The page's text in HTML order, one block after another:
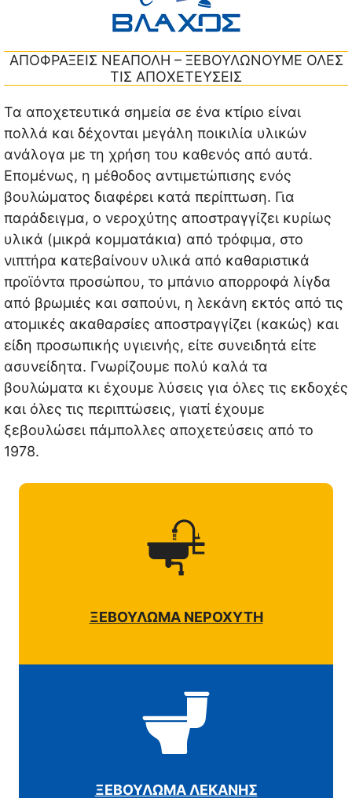
ΑΠΟΦΡΑΞΕΙΣ ΝΕΑΠΟΛΗ – ΞΕΒΟΥΛΩΝΟΥΜΕ ΟΛΕΣ
ΤΙΣ ΑΠΟΧΕΤΕΥΣΕΙΣ
Τα αποχετευτικά σημεία σε ένα κτίριο είναι
πολλά και δέχονται μεγάλη ποικιλία υλικών
ανάλογα με τη χρήση του καθενός από αυτά.
Επομένως, η μέθοδος αντιμετώπισης ενός
βουλώματος διαφέρει κατά περίπτωση. Για
παράδειγμα, ο νεροχύτης αποστραγγίζει κυρίως
υλικά (μικρά κομματάκια) από τρόφιμα, στο
νιπτήρα κατεβαίνουν υλικά από καθαριστικά
προϊόντα προσώπου, το μπάνιο απορροφά λίγδα
από βρωμιές και σαπούνι, η λεκάνη εκτός από τις
ατομικές ακαθαρσίες αποστραγγίζει (κακώς) και
είδη προσωπικής υγιεινής, είτε συνειδητά είτε
ασυνείδητα. Γνωρίζουμε πολύ καλά τα
βουλώματα κι έχουμε λύσεις για όλες τις εκδοχές
και όλες τις περιπτώσεις, γιατί έχουμε
ξεβουλώσει πάμπολλες αποχετεύσεις από το
1978.
ΞΕΒΟΥΛΩΜΑ ΝΕΡΟΧΥΤΗ
ΞΕΒΟΥΛΩΜΑ ΛΕΚΑΝΗΣ